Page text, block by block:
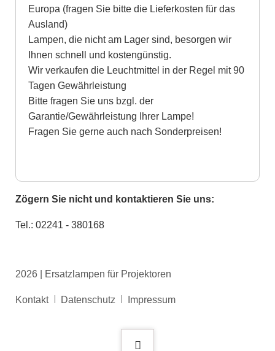
Europa (fragen Sie bitte die Lieferkosten für das
Ausland)
Lampen, die nicht am Lager sind, besorgen wir
Ihnen schnell und kostengünstig.
Wir verkaufen die Leuchtmittel in der Regel mit 90
Tagen Gewährleistung
Bitte fragen Sie uns bzgl. der
Garantie/Gewährleistung Ihrer Lampe!
Fragen Sie gerne auch nach Sonderpreisen!
Zögern Sie nicht und kontaktieren Sie uns:
Tel.: 02241 - 380168
2026 | Ersatzlampen für Projektoren
Navigation
Kontakt Datenschutz Impressum